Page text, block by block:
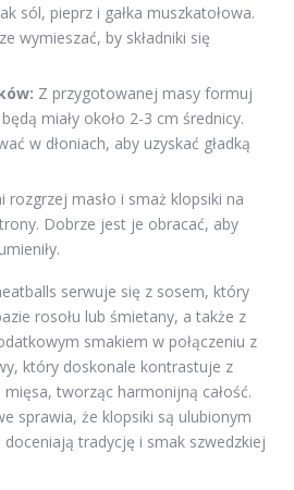
sól, pieprz i gałka muszkatołowa.
wymieszać, by składniki się
Z przygotowanej masy formuj
miały około 2-3 cm średnicy.
w dłoniach, aby uzyskać gładką
rozgrzej masło i smaż klopsiki na
Dobrze jest je obracać, aby
serwuje się z sosem, który
rosołu lub śmietany, a także z
smakiem w połączeniu z
który doskonale kontrastuje z
tworząc harmonijną całość.
sprawia, że klopsiki są ulubionym
tradycję i smak szwedzkiej